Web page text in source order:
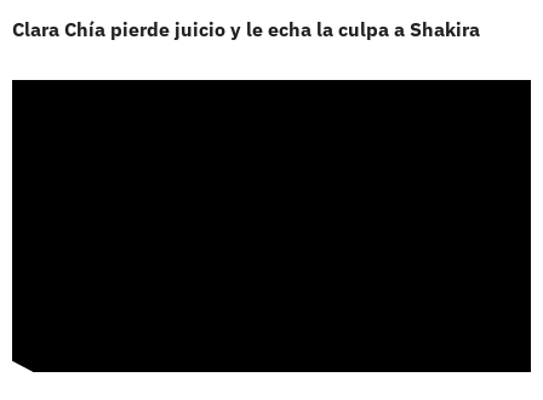
Clara Chía pierde juicio y le echa la culpa a Shakira